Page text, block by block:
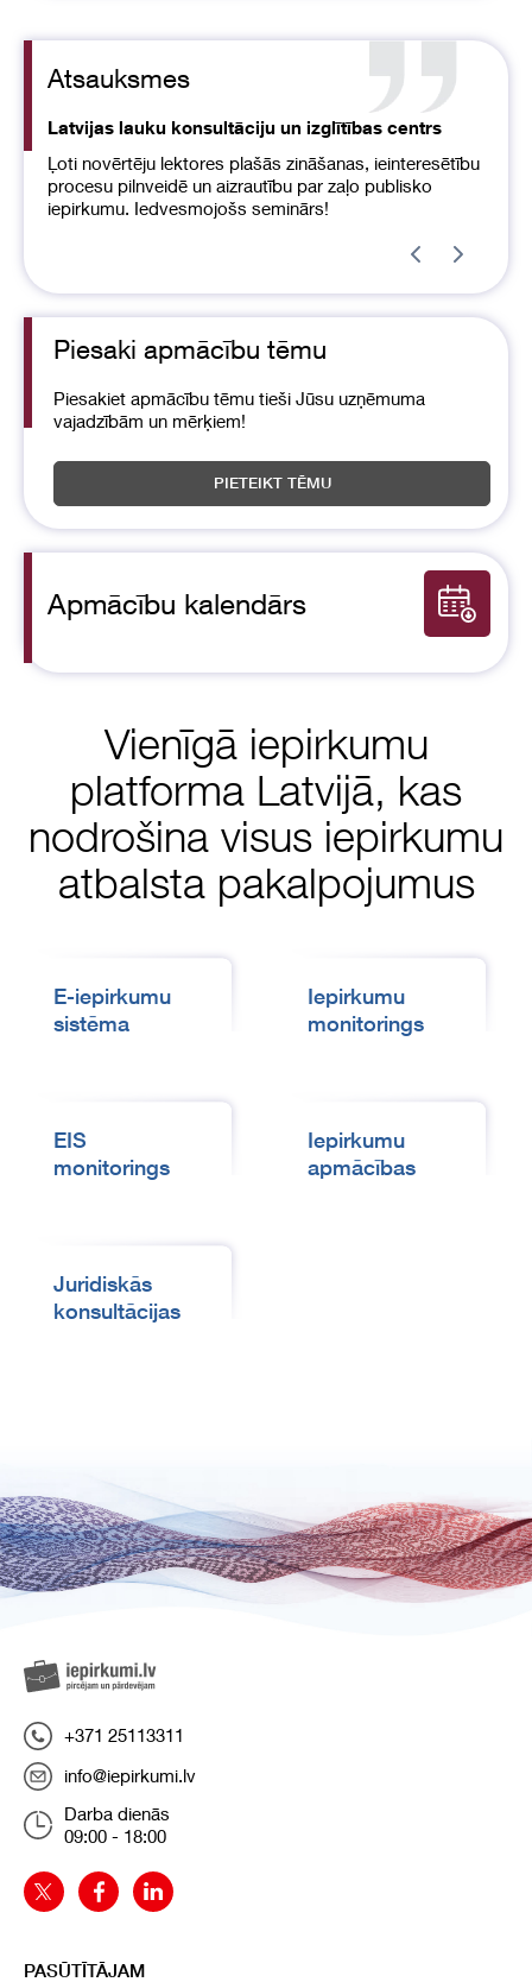
Atsauksmes
Latvijas lauku konsultāciju un izglītības centrs
Ļoti novērtēju lektores plašās zināšanas, ieinteresētību
procesu pilnveidē un aizrautību par zaļo publisko
iepirkumu. Iedvesmojošs seminārs!
1
Piesaki apmācību tēmu
Piesakiet apmācību tēmu tieši Jūsu uzņēmuma
vajadzībām un mērķiem!
PIETEIKT TĒMU
Apmācību kalendārs
Vienīgā iepirkumu
platforma Latvijā, kas
nodrošina visus iepirkumu
atbalsta pakalpojumus
E-iepirkumu
sistēma
Iepirkumu
monitorings
EIS
monitorings
Iepirkumu
apmācības
Juridiskās
konsultācijas
+371 25113311
info@iepirkumi.lv
Darba dienās
09:00 - 18:00
PASŪTĪTĀJAM